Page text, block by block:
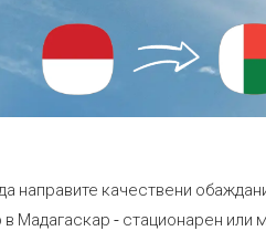
направите качествени
Мадагаскар - стационарен или